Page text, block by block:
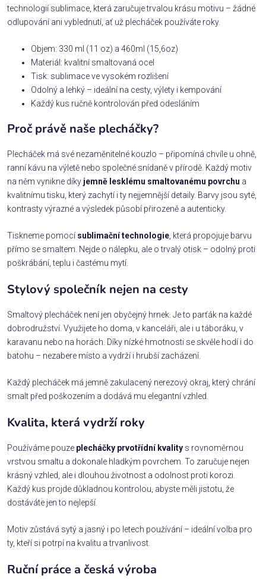
technologií sublimace, která zaručuje trvalou krásu motivu – žádné
odlupování ani vyblednutí, ať už plecháček používáte roky.
Objem: 330 ml (11 oz) a 460ml (15,6oz)
Materiál: kvalitní smaltovaná ocel
Tisk: sublimace ve vysokém rozlišení
Odolný a lehký – ideální na cesty, výlety i kempování
Každý kus ručně kontrolován před odesláním
Proč právě naše plecháčky?
Plecháček má své nezaměnitelné kouzlo – připomíná chvíle u ohně,
ranní kávu na výletě nebo společné snídaně v přírodě. Každý motiv
na něm vynikne díky jemně lesklému smaltovanému povrchu a
kvalitnímu tisku, který zachytí i ty nejjemnější detaily. Barvy jsou syté,
kontrasty výrazné a výsledek působí přirozeně a autenticky.
Tiskneme pomocí sublimační technologie , která propojuje barvu
přímo se smaltem. Nejde o nálepku, ale o trvalý otisk – odolný proti
poškrábání, teplu i častému mytí.
Stylový společník nejen na cesty
Smaltový plecháček není jen obyčejný hrnek. Je to parťák na každé
dobrodružství. Využijete ho doma, v kanceláři, ale i u táboráku, v
karavanu nebo na horách. Díky nízké hmotnosti se skvěle hodí i do
batohu – nezabere místo a vydrží i hrubší zacházení.
Každý plecháček má jemně zakulacený nerezový okraj, který chrání
smalt před poškozením a dodává mu elegantní vzhled.
Kvalita, která vydrží roky
Používáme pouze plecháčky prvotřídní kvality s rovnoměrnou
vrstvou smaltu a dokonale hladkým povrchem. To zaručuje nejen
krásný vzhled, ale i dlouhou životnost a odolnost proti korozi.
Každý kus projde důkladnou kontrolou, abyste měli jistotu, že
dostáváte jen to nejlepší.
Motiv zůstává sytý a jasný i po letech používání – ideální volba pro
ty, kteří si potrpí na kvalitu a trvanlivost.
Ruční práce a česká výroba